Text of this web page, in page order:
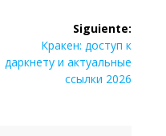
Siguiente:
Siguiente
entrada:
Кракен: доступ к
даркнету и актуальные
ссылки 2026